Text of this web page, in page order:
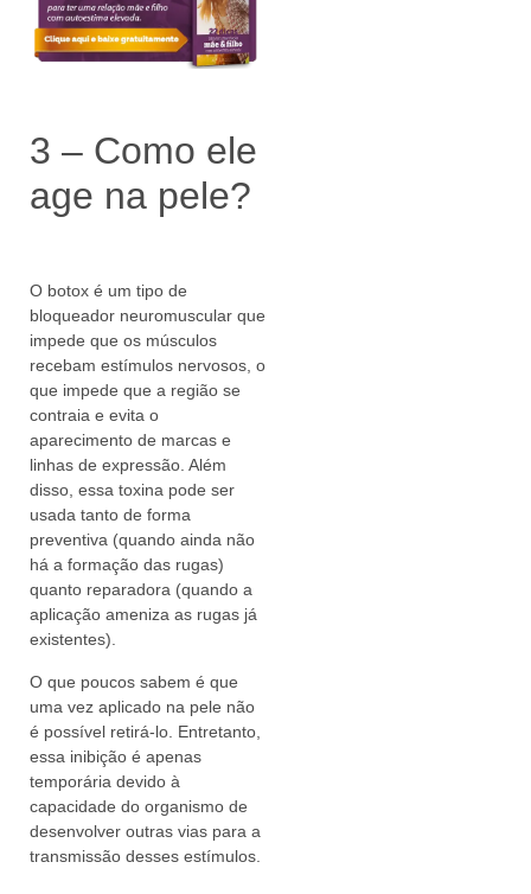
3 – Como ele
age na pele?
O botox é um tipo de
bloqueador neuromuscular que
impede que os músculos
recebam estímulos nervosos, o
que impede que a região se
contraia e evita o
aparecimento de marcas e
linhas de expressão. Além
disso, essa toxina pode ser
usada tanto de forma
preventiva (quando ainda não
há a formação das rugas)
quanto reparadora (quando a
aplicação ameniza as rugas já
existentes).
O que poucos sabem é que
uma vez aplicado na pele não
é possível retirá-lo. Entretanto,
essa inibição é apenas
temporária devido à
capacidade do organismo de
desenvolver outras vias para a
transmissão desses estímulos.